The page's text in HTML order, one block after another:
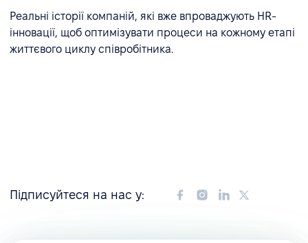
Реальні історії компаній, які вже впроваджують HR-
інновації, щоб оптимізувати процеси на кожному етапі
життєвого циклу співробітника.
Підписуйтеся на нас у: